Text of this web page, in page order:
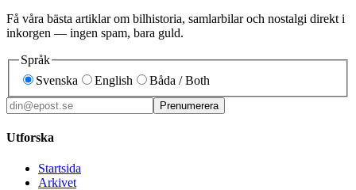
Få våra bästa artiklar om bilhistoria, samlarbilar och nostalgi direkt i
inkorgen — ingen spam, bara guld.
Språk
Svenska
English Båda / Both
Prenumerera
Utforska
Startsida
Arkivet